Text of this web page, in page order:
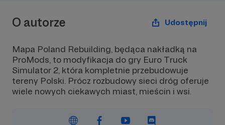
O autorze Udostępnij
Mapa Poland Rebuilding, będąca nakładką na
ProMods, to modyfikacja do gry Euro Truck
Simulator 2, która kompletnie przebudowuje
tereny Polski. Prócz rozbudowy sieci dróg oferuje
wiele nowych ciekawych miast, mieścin i wsi.